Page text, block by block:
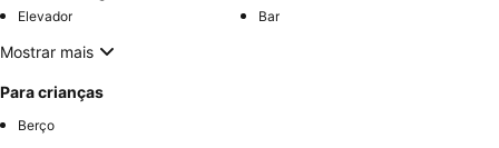
Elevador
Bar
Mostrar mais
Para crianças
Berço